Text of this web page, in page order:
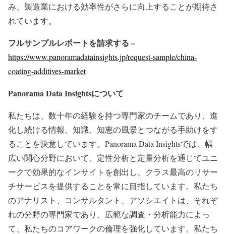
み、製造業における効率性がさらに向上することが期待さ
れています。
フルサンプルレポートを請求する –
https://www.panoramadatainsights.jp/request-sample/china-
coating-additives-market
Panorama Data Insightsについて
私たちは、数十年の経験を持つ専門家のチームであり、進
化し続ける情報、知識、知恵の風景とつながる手助けをす
ることを決意しています。Panorama Data Insightsでは、幅
広い関心分野において、定性分析と定量分析を通じてユニ
ークで効果的なインサイトを創出し、クラス最高のリサー
チサービスを提供することを常に目指しています。私たち
のアナリスト、コンサルタント、アソシエイトは、それぞ
れの分野の専門家であり、広範な調査・分析能力によっ
て、私たちのコアワークの倫理を強化しています。私たち